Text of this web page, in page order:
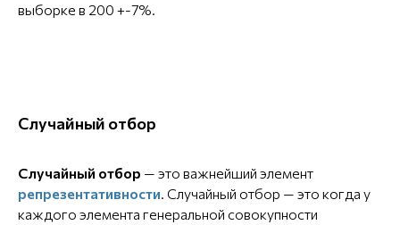
выборке в 200 +-7%.
Случайный отбор
Случайный отбор — это важнейший элемент
репрезентативности. Случайный отбор — это когда у
каждого элемента генеральной совокупности